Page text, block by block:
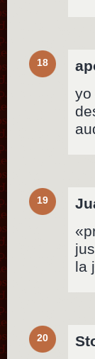
18
yo
19
la
20